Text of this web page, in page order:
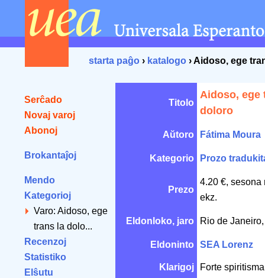
starta paĝo › katalogo › Aidoso, ege
Serĉado
Novaj varoj
Abonoj
Brokantaĵoj
Mendo
Kategorioj
Varo: Aidoso, ege
trans la dolo...
Recenzoj
Statistiko
Elŝutu
Titolo
Aidoso, ege
doloro
Aŭtoro Fátima Moura
Kategorio Prozo
Prezo
4.20 €, sesona
ekz.
Eldonloko, jaro Rio de
Eldoninto SEA Lorenz
Klarigoj Forte